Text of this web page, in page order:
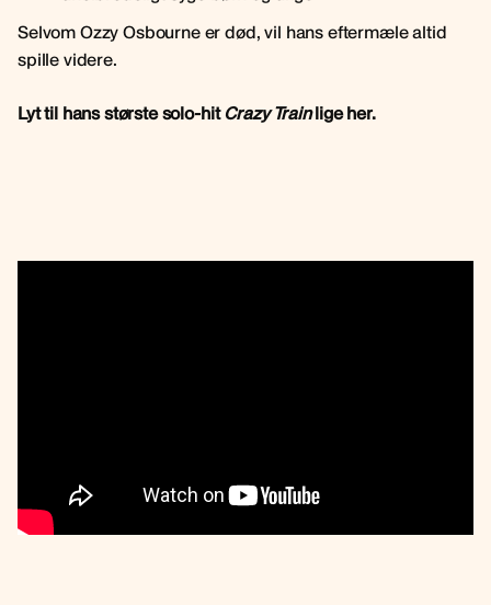
Selvom Ozzy Osbourne er død, vil hans eftermæle altid
spille videre.
Lyt til hans største solo-hitCrazy Trainlige her.